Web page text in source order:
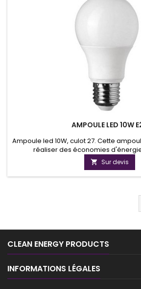
AMPOULE LED 10W
Ampoule led 10W, culot 27. Cette
réaliser des économies
 Sur devis
CLEAN ENERGY PRODUCTS
INFORMATIONS LÉGALES